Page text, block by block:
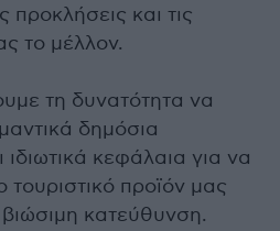
προκλήσεις και τις
το μέλλον.
τη δυνατότητα να
δημόσια
κεφάλαια για να
προϊόν μας
κατεύθυνση.